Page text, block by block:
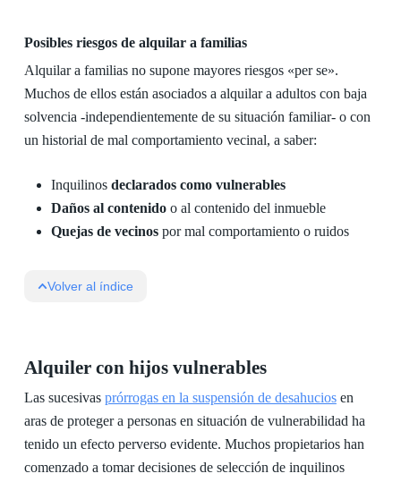
Posibles riesgos de alquilar a familias
Alquilar a familias no supone mayores riesgos «per se».
Muchos de ellos están asociados a alquilar a adultos con baja
solvencia -independientemente de su situación familiar- o con
un historial de mal comportamiento vecinal, a saber:
Inquilinos declarados como vulnerables
Daños al contenidoo al contenido del inmueble
Quejas de vecinospor mal comportamiento o ruidos
Volver al índice
Alquiler con hijos vulnerables
Las sucesivas prórrogas en la suspensión de desahuciosen
aras de proteger a personas en situación de vulnerabilidad ha
tenido un efecto perverso evidente. Muchos propietarios han
comenzado a tomar decisiones de selección de inquilinos